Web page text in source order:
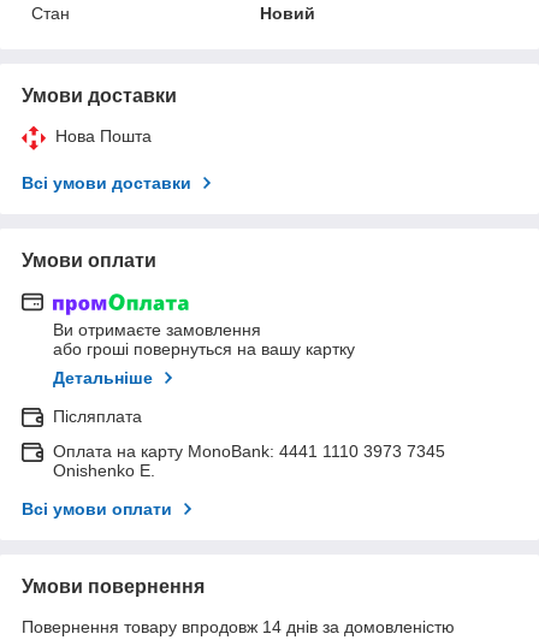
Стан
Новий
Умови доставки
Нова Пошта
Всі умови доставки
Умови оплати
Ви отримаєте замовлення
або гроші повернуться на вашу картку
Детальніше
Післяплата
Оплата на карту MonoBank: 4441 1110 3973 7345
Onishenko E.
Всі умови оплати
Умови повернення
Повернення товару впродовж 14 днів за домовленістю